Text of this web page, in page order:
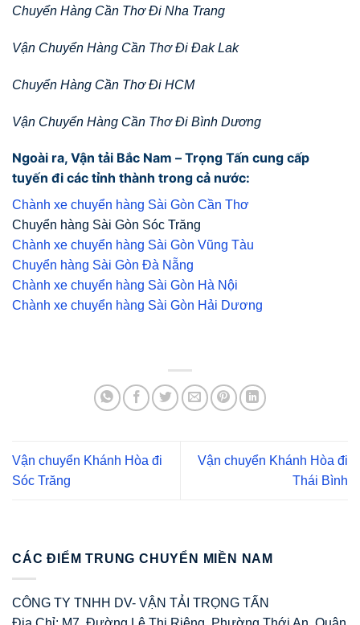
Chuyển Hàng Cần Thơ Đi Nha Trang
Vận Chuyển Hàng Cần Thơ Đi Đak Lak
Chuyển Hàng Cần Thơ Đi HCM
Vận Chuyển Hàng Cần Thơ Đi Bình Dương
Ngoài ra, Vận tải Bắc Nam – Trọng Tấn cung cấp
tuyến đi các tỉnh thành trong cả nước:
Chành xe chuyển hàng Sài Gòn Cần Thơ
Chuyển hàng Sài Gòn Sóc Trăng
Chành xe chuyển hàng Sài Gòn Vũng Tàu
Chuyển hàng Sài Gòn Đà Nẵng
Chành xe chuyển hàng Sài Gòn Hà Nội
Chành xe chuyển hàng Sài Gòn Hải Dương
Vận chuyển Khánh Hòa đi
Sóc Trăng
Vận chuyển Khánh Hòa đi
Thái Bình
CÁC ĐIỂM TRUNG CHUYỂN MIỀN NAM
CÔNG TY TNHH DV- VẬN TẢI TRỌNG TẤN